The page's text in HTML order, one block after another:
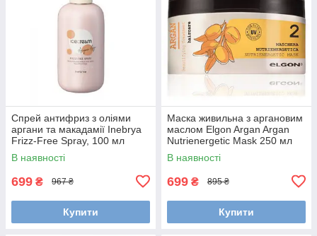
Спрей антифриз з оліями
аргани та макадамії Inebrya
Frizz-Free Spray, 100 мл
(1026335)
В наявності
699 ₴ 967 ₴
Купити
Маска живильна з аргановим
маслом Elgon Argan Argan
Nutrienergetic Mask 250 мл
(682948)
В наявності
699 ₴ 895 ₴
Купити